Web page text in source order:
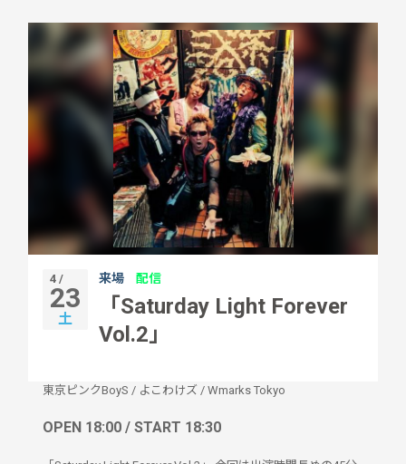
4 /
23
土
来場 配信
「Saturday Light Forever
Vol.2」
東京ピンクBoyS / よこわけズ / Wmarks Tokyo
OPEN 18:00 / START 18:30